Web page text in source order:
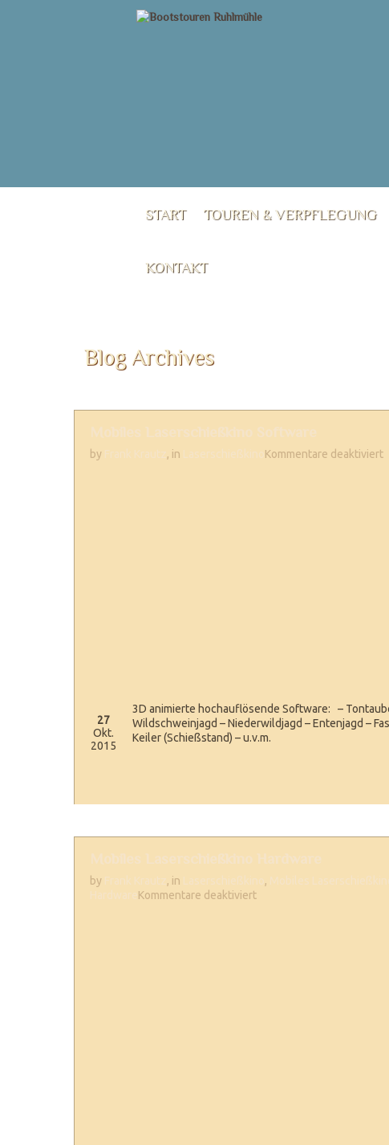
START TOUREN & VERPFLEGUNG
KONTAKT
Blog Archives
by , in Kommentare deaktiviert
27
Okt.
2015
3D animierte hochauflösende Software: –
Wildschweinjagd – Niederwildjagd – Entenjagd –
Keiler (Schießstand) – u.v.m.
by , in ,
Kommentare deaktiviertfür